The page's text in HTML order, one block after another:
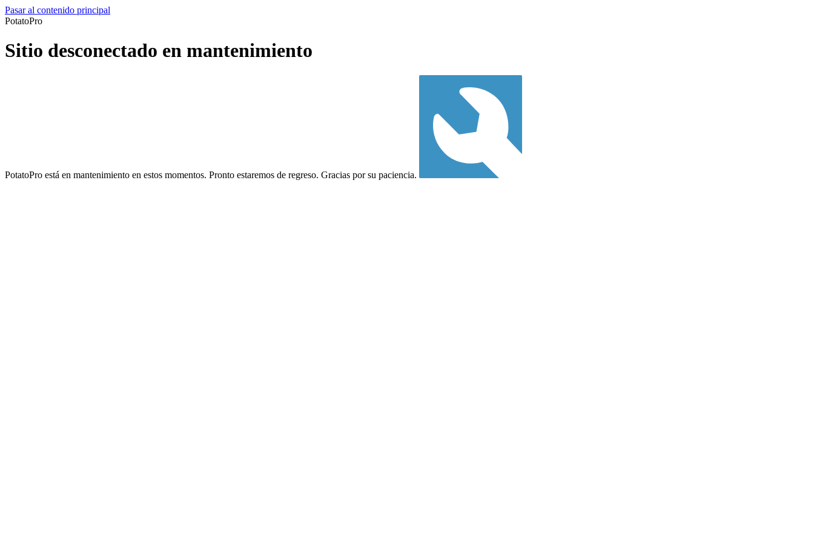
Pasar al contenido principal
PotatoPro
Sitio desconectado en mantenimiento
PotatoPro está en mantenimiento en estos momentos. Pronto estaremos de regreso. Gracias por su paciencia.